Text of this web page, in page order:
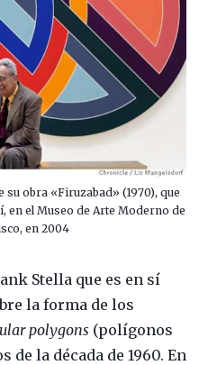
su obra «Firuzabad» (1970), que
en el Museo de Arte Moderno de
en 2004
Stella que es en sí
la forma de los
polygons (polígonos
de la década de 1960. En